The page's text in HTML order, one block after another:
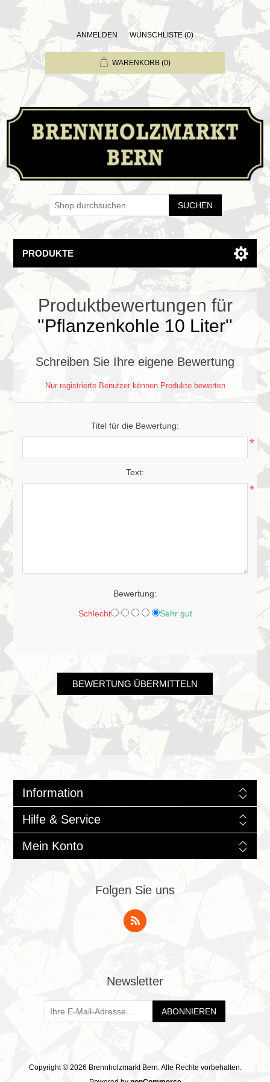
ANMELDEN WUNSCHLISTE (0)
WARENKORB (0)
SUCHEN
PRODUKTE
Produktbewertungen für
Pflanzenkohle 10 Liter
Schreiben Sie Ihre eigene Bewertung
Nur registrierte Benutzer können Produkte bewerten
Titel für die Bewertung:
*
Text:
*
Bewertung:
Schlecht Sehr gut
BEWERTUNG ÜBERMITTELN
Information
Hilfe & Service
Mein Konto
Folgen Sie uns
Newsletter
ABONNIEREN
Copyright © 2026 Brennholzmarkt Bern. Alle Rechte vorbehalten.